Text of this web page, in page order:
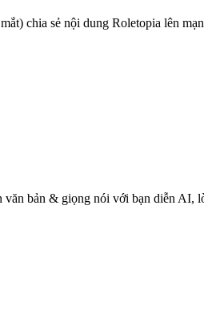
chia sẻ nội dung Roletopia lên
bản & giọng nói với bạn diễn AI,